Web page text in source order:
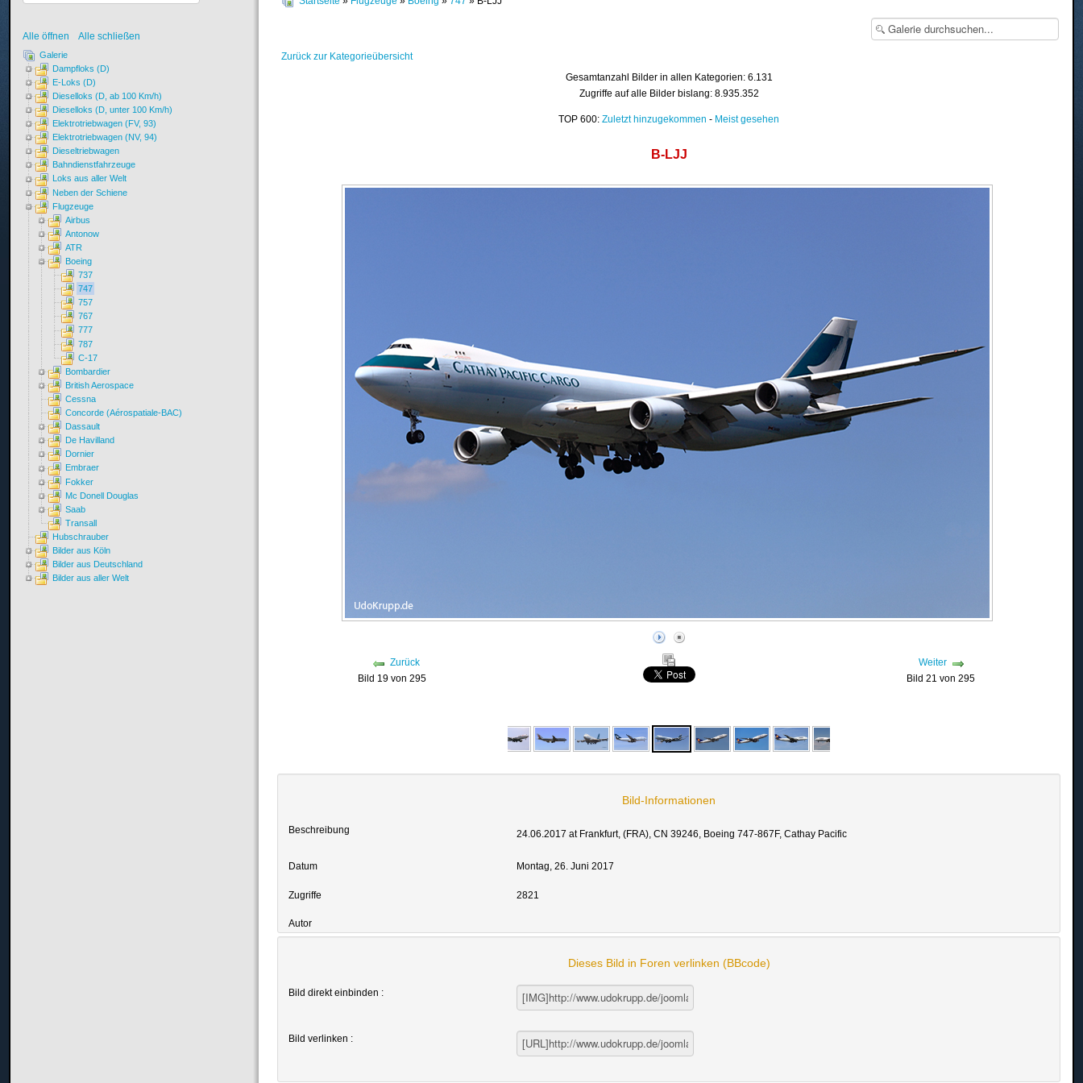
Zurück zur Kategorieübersicht
Gesamtanzahl Bilder in allen Kategorien: 6.131
Zugriffe auf alle Bilder bislang: 8.935.352
TOP 600:Zuletzt hinzugekommen - Meist gesehen
B-LJJ
Zurück
Bild 19 von 295
Weiter
Bild 21 von 295
Bild-Informationen
Beschreibung 24.06.2017 at Frankfurt, (FRA), CN 39246, Boeing 747-867F, Cathay Pacific
Datum Montag, 26. Juni 2017
Zugriffe 2821
Autor
Dieses Bild in Foren verlinken (BBcode)
Bild direkt einbinden :
Bild verlinken :
Alle öffnen Alle schließen
Galerie
Dampfloks (D)
E-Loks (D)
Dieselloks (D, ab 100 Km/h)
Dieselloks (D, unter 100 Km/h)
Elektrotriebwagen (FV, 93)
Elektrotriebwagen (NV, 94)
Dieseltriebwagen
Bahndienstfahrzeuge
Loks aus aller Welt
Neben der Schiene
Flugzeuge
Airbus
Antonow
ATR
Boeing
737
747
757
767
777
787
C-17
Bombardier
British Aerospace
Cessna
Concorde (Aérospatiale-BAC)
Dassault
De Havilland
Dornier
Embraer
Fokker
Mc Donell Douglas
Saab
Transall
Hubschrauber
Bilder aus Köln
Bilder aus Deutschland
Bilder aus aller Welt